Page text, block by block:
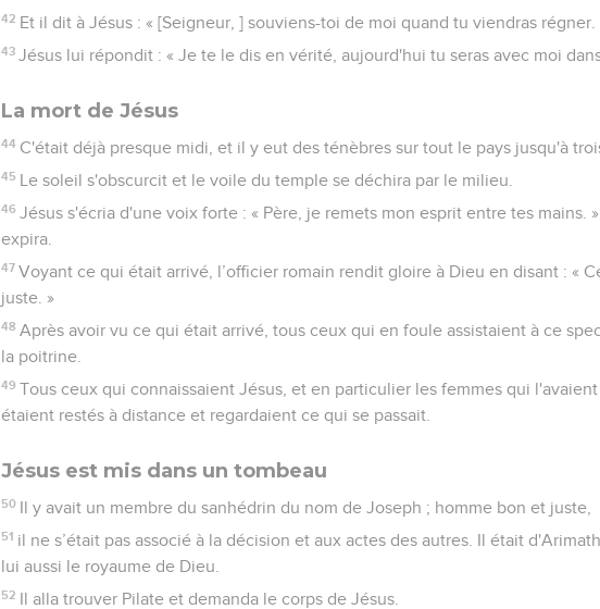
42 Et il dit à Jésus : « [Seigneur, ] souviens-toi de moi quand tu viendras régner.
43 Jésus lui répondit : « Je te le dis en vérité, aujourd'hui tu seras avec moi
La mort de Jésus
44 C'était déjà presque midi, et il y eut des ténèbres sur tout le pays jusqu'à
45 Le soleil s'obscurcit et le voile du temple se déchira par le milieu.
46 Jésus s'écria d'une voix forte : « Père, je remets mon esprit entre tes mains.
expira.
47 Voyant ce qui était arrivé, l’officier romain rendit gloire à Dieu en disant : «
juste. »
48 Après avoir vu ce qui était arrivé, tous ceux qui en foule assistaient à ce
la poitrine.
49 Tous ceux qui connaissaient Jésus, et en particulier les femmes qui
étaient restés à distance et regardaient ce qui se passait.
Jésus est mis dans un tombeau
50 Il y avait un membre du sanhédrin du nom de Joseph ; homme bon et juste,
51 il ne s’était pas associé à la décision et aux actes des autres. Il était
lui aussi le royaume de Dieu.
52 Il alla trouver Pilate et demanda le corps de Jésus.